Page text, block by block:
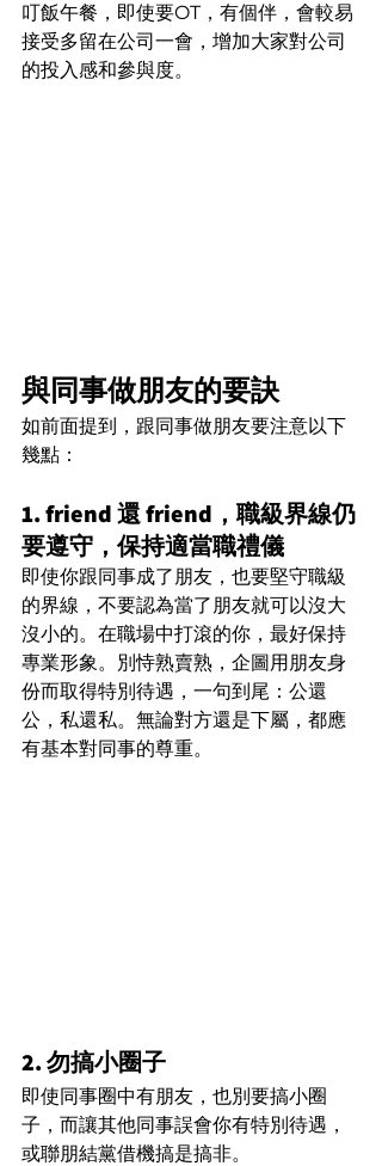
叮飯午餐，即使要OT，有個伴，會較易
接受多留在公司一會，增加大家對公司
的投入感和參與度。
與同事做朋友的要訣
如前面提到，跟同事做朋友要注意以下
幾點：
1. friend 還 friend，職級界線仍
要遵守，保持適當職禮儀
即使你跟同事成了朋友，也要堅守職級
的界線，不要認為當了朋友就可以沒大
沒小的。在職場中打滾的你，最好保持
專業形象。別恃熟賣熟，企圖用朋友身
份而取得特別待遇，一句到尾：公還
公，私還私。無論對方還是下屬，都應
有基本對同事的尊重。
2. 勿搞小圈子
即使同事圈中有朋友，也別要搞小圈
子，而讓其他同事誤會你有特別待遇，
或聯朋結黨借機搞是搞非。